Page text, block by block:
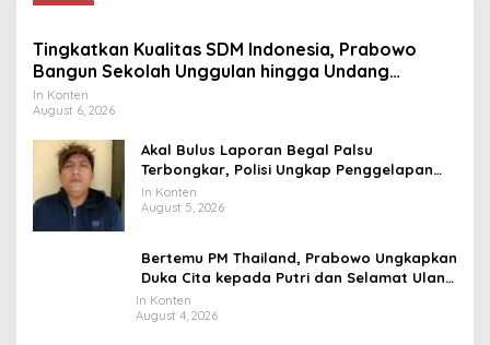
Tingkatkan Kualitas SDM Indonesia, Prabowo
Bangun Sekolah Unggulan hingga Undang
Universitas Terbaik Dunia
In Konten
August 6, 2026
Akal Bulus Laporan Begal Palsu
Terbongkar, Polisi Ungkap Penggelapan
Uang Perusahaan untuk Crypto
In Konten
August 5, 2026
Bertemu PM Thailand, Prabowo Ungkapkan
Duka Cita kepada Putri dan Selamat Ulang
Tahun ke Raja Thailand
In Konten
August 4, 2026